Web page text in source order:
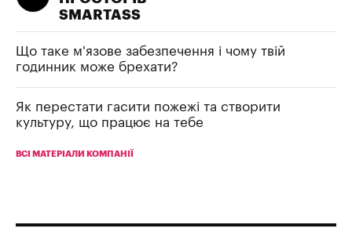
SMARTASS
Що таке м'язове забезпечення і чому твій
годинник може брехати?
Як перестати гасити пожежі та створити
культуру, що працює на тебе
ВСІ МАТЕРІАЛИ КОМПАНІЇ